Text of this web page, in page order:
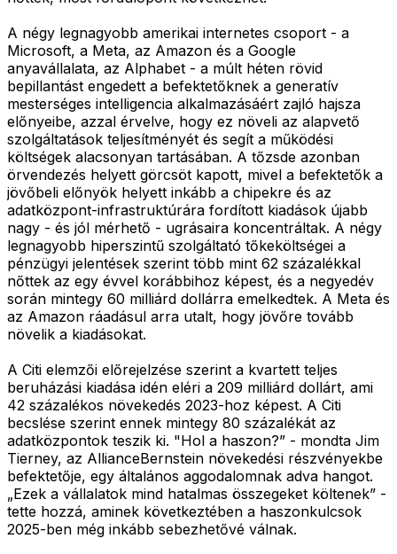
A négy legnagyobb amerikai internetes csoport - a
Microsoft, a Meta, az Amazon és a Google
anyavállalata, az Alphabet - a múlt héten rövid
bepillantást engedett a befektetőknek a generatív
mesterséges intelligencia alkalmazásáért zajló hajsza
előnyeibe, azzal érvelve, hogy ez növeli az alapvető
szolgáltatások teljesítményét és segít a működési
költségek alacsonyan tartásában. A tőzsde azonban
örvendezés helyett görcsöt kapott, mivel a befektetők a
jövőbeli előnyök helyett inkább a chipekre és az
adatközpont-infrastruktúrára fordított kiadások újabb
nagy - és jól mérhető - ugrásaira koncentráltak. A négy
legnagyobb hiperszintű szolgáltató tőkeköltségei a
pénzügyi jelentések szerint több mint 62 százalékkal
nőttek az egy évvel korábbihoz képest, és a negyedév
során mintegy 60 milliárd dollárra emelkedtek. A Meta és
az Amazon ráadásul arra utalt, hogy jövőre tovább
növelik a kiadásokat.
A Citi elemzői előrejelzése szerint a kvartett teljes
beruházási kiadása idén eléri a 209 milliárd dollárt, ami
42 százalékos növekedés 2023-hoz képest. A Citi
becslése szerint ennek mintegy 80 százalékát az
adatközpontok teszik ki. "Hol a haszon?” - mondta Jim
Tierney, az AllianceBernstein növekedési részvényekbe
befektetője, egy általános aggodalomnak adva hangot.
„Ezek a vállalatok mind hatalmas összegeket költenek” -
tette hozzá, aminek következtében a haszonkulcsok
2025-ben még inkább sebezhetővé válnak.